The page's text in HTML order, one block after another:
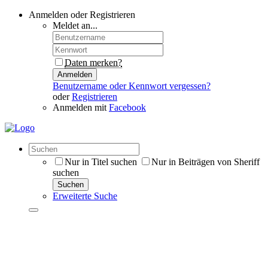
Anmelden oder Registrieren
Meldet an...
Daten merken?
Anmelden
Benutzername oder Kennwort vergessen?
oderRegistrieren
Anmelden mit Facebook
Nur in Titel suchen
Nur in Beiträgen von Sheriff
suchen
Suchen
Erweiterte Suche